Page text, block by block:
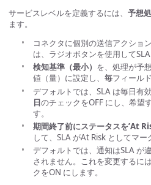
サービスレベルを定義するには、 予想
ます。
コネクタに個別の送信アクショ
は、ラジオボタンを使用して
検知基準（最小） を、処理が予
値（量）に設定し、 毎フィール
デフォルトでは、SLA は毎日有
日のチェックをOFF にし、希望
す。
期間終了前にステータスを’At
して、SLA がAt Risk としてマー
デフォルトでは、通知はSLA が
されません。これを変更するには
クをON にします。